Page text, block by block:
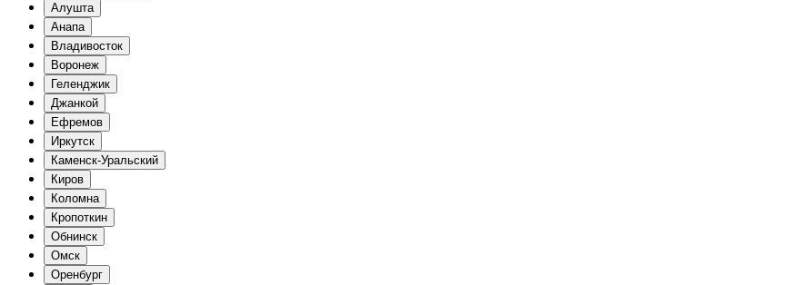
Алушта
Анапа
Владивосток
Воронеж
Геленджик
Джанкой
Ефремов
Иркутск
Каменск-Уральский
Киров
Коломна
Кропоткин
Обнинск
Омск
Оренбург